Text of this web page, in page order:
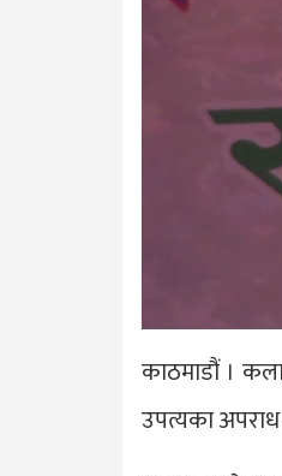
काठमाडौं ।
उपत्यका